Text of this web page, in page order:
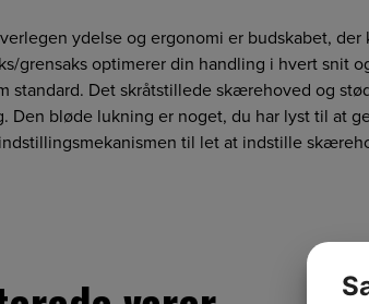
ydelse og ergonomi er budskabet,
grensaks optimerer din handling i hvert snit
standard. Det skråtstillede skærehoved og
Den bløde lukning er noget, du har lyst til at
til let at indstille